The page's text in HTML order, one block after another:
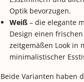
Optik bevorzugen.
Weiß– die elegante
Design einen
zeitgemäßen Look in
minimalistischer
Beide Varianten haben